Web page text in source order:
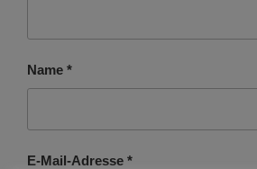
Name *
E-Mail-Adresse *